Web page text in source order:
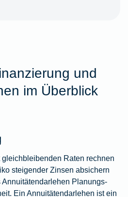
und
im Überblick
Raten rechnen
steigender Zinsen absichern
Annuitätendarlehen Planungs-
Ein Annuitätendarlehen ist ein